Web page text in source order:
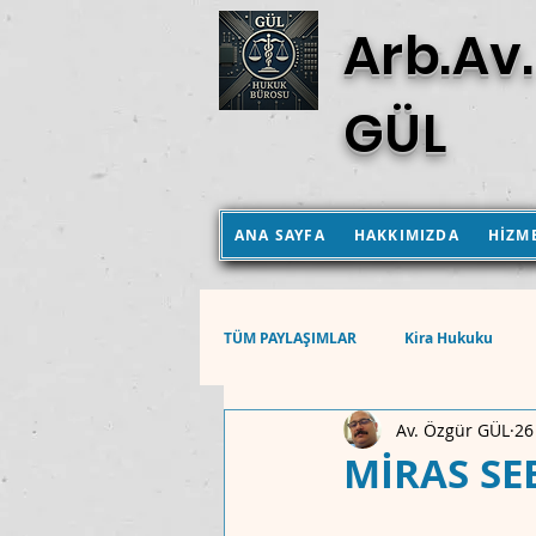
GÜL
ANA SAYFA HAKKIMIZDA
TÜM PAYLAŞIMLAR Kira Hukuku
Aile Hukuku Hukuk
MİRAS
Av. Özgür GÜL